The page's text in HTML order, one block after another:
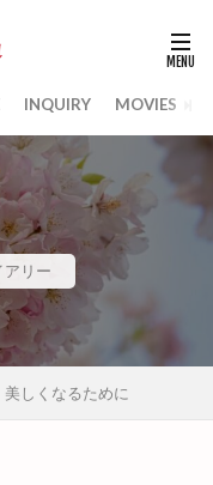
INQUIRY MOVIES
アリー
美しくなるために